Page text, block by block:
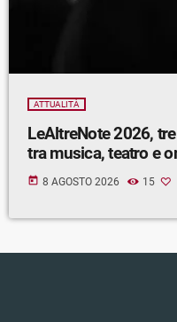
ATTUALITÀ
LeAltreNote 2026,
tra musica, teatro e
today 8 AGOSTO 2026 15